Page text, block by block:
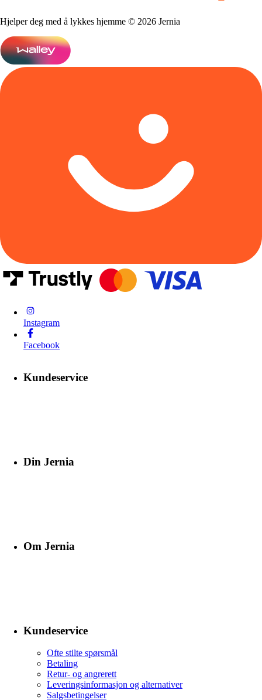
Hjelper deg med å lykkes hjemme © 2026 Jernia
Instagram
Facebook
Kundeservice
Din Jernia
Om Jernia
Kundeservice
Ofte stilte spørsmål
Betaling
Retur- og angrerett
Leveringsinformasjon og alternativer
Salgsbetingelser